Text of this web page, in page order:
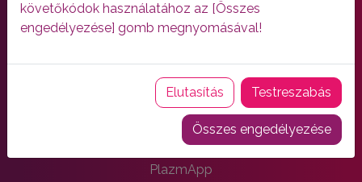
Töltsd le alkalmazásunkat!
PlazmApp
követőkódok használatához az [Összes
engedélyezése] gomb megnyomásával!
Elutasítás Testreszabás
Összes engedélyezése